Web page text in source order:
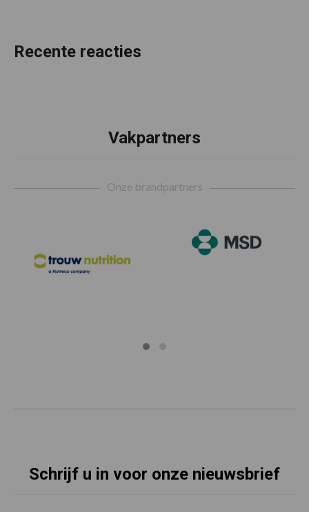
Recente reacties
Vakpartners
Onze brandpartners
Schrijf u in voor onze nieuwsbrief